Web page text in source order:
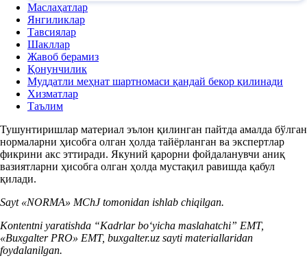
Маслаҳатлар
Янгиликлар
Тавсиялар
Шакллар
Жавоб берамиз
Қонунчилик
Муддатли меҳнат шартномаси қандай бекор қилинади
Хизматлар
Таълим
Тушунтиришлар материал эълон қилинган пайтда амалда бўлган
нормаларни ҳисобга олган ҳолда тайёрланган ва экспертлар
фикрини акс эттиради. Якуний қарорни фойдаланувчи аниқ
вазиятларни ҳисобга олган ҳолда мустақил равишда қабул
қилади.
Sayt «NORMA» MChJ tomonidan ishlab chiqilgan.
Kontentni yaratishda “Kadrlar boʻyicha maslahatchi” EMT,
«Buxgalter PRO» EMT, buxgalter.uz sayti materiallaridan
foydalanilgan.